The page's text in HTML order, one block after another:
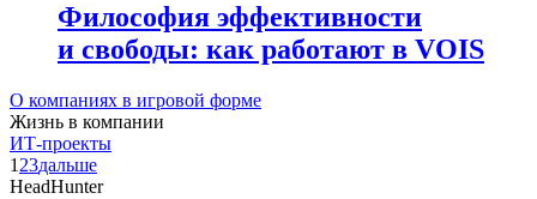
Философия эффективности
и свободы: как работают в VOIS
О компаниях в игровой форме
Жизнь в компании
ИТ-проекты
1 23дальше
HeadHunter